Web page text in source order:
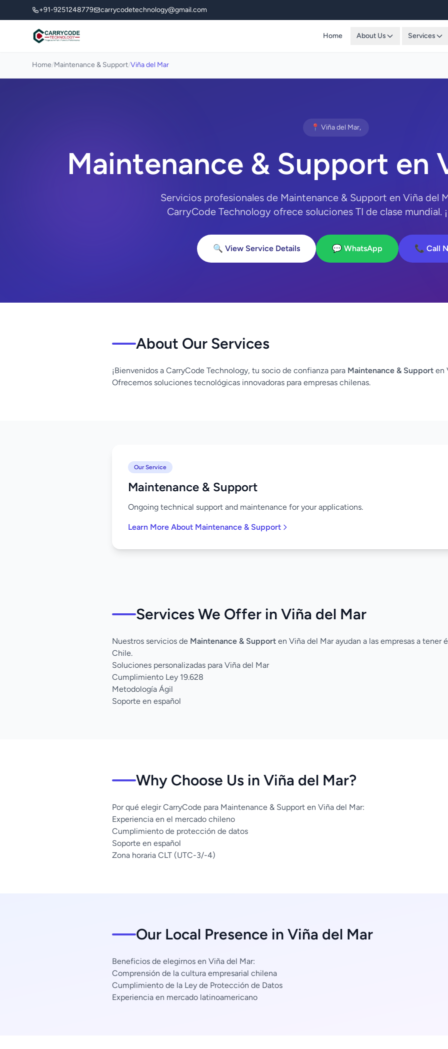
+91-9251248779 carrycodetechnology@gmail.com
Home About Us Services
Home/Maintenance & Support/Viña del Mar
📍 Viña del Mar,
Maintenance & Support en
Servicios profesionales de Maintenance & Support en Viña del
CarryCode Technology ofrece soluciones TI de clase mundial.
🔍 View Service Details 💬 WhatsApp 📞 Call
About Our Services
¡Bienvenidos a CarryCode Technology, tu socio de confianza para Maintenance & Support en
Ofrecemos soluciones tecnológicas innovadoras para empresas chilenas.
Our Service
Maintenance & Support
Ongoing technical support and maintenance for your applications.
Learn More About Maintenance & Support
Services We Offer in Viña del Mar
Nuestros servicios de Maintenance & Support en Viña del Mar ayudan a las empresas a
Chile.
Soluciones personalizadas para Viña del Mar
Cumplimiento Ley 19.628
Metodología Ágil
Soporte en español
Why Choose Us in Viña del Mar?
Por qué elegir CarryCode para Maintenance & Support en Viña del Mar:
Experiencia en el mercado chileno
Cumplimiento de protección de datos
Soporte en español
Zona horaria CLT (UTC-3/-4)
Our Local Presence in Viña del Mar
Beneficios de elegirnos en Viña del Mar:
Comprensión de la cultura empresarial chilena
Cumplimiento de la Ley de Protección de Datos
Experiencia en mercado latinoamericano